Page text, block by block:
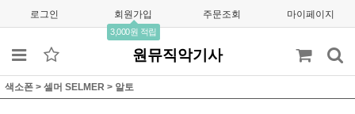
로그인 회원가입
3,000원 적립
주문조회 마이페이지
원뮤직악기사
색소폰 > 셀머 SELMER > 알토